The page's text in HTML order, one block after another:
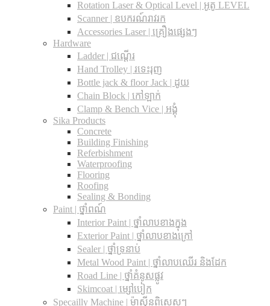
Rotation Laser & Optical Level | អូតូ LEVEL
Scanner | ឧបករណ៍រាវរក
Accessories Laser | គ្រឿងផ្សេងៗ
Hardware
Ladder | ជណ្តើរ
Hand Trolley | រទេះរុញ
Bottle jack & floor Jack​ | ដូយ
Chain Block | កៅឡាក់
Clamp & Bench Vice | អង្គុំ
Sika Products
Concrete
Building Finishing
Referbishment
Waterproofing
Flooring
Roofing
Sealing & Bonding
Paint | ថ្នាំពណ៍
Interior Paint | ថ្នាំលាបខាងក្នុង
Exterior Paint | ថ្នាំលាបខាងក្រៅ
Sealer | ថ្នាំទ្រនាប់
Metal Wood Paint | ថ្នាំលាបឈើរ និងដែក
Road Line | ថ្នាំគំនូសផ្លូវ
Skimcoat | ម្សៅបៀក
Specailly Machine | ម៉ាស៊ីនពិសេសៗ